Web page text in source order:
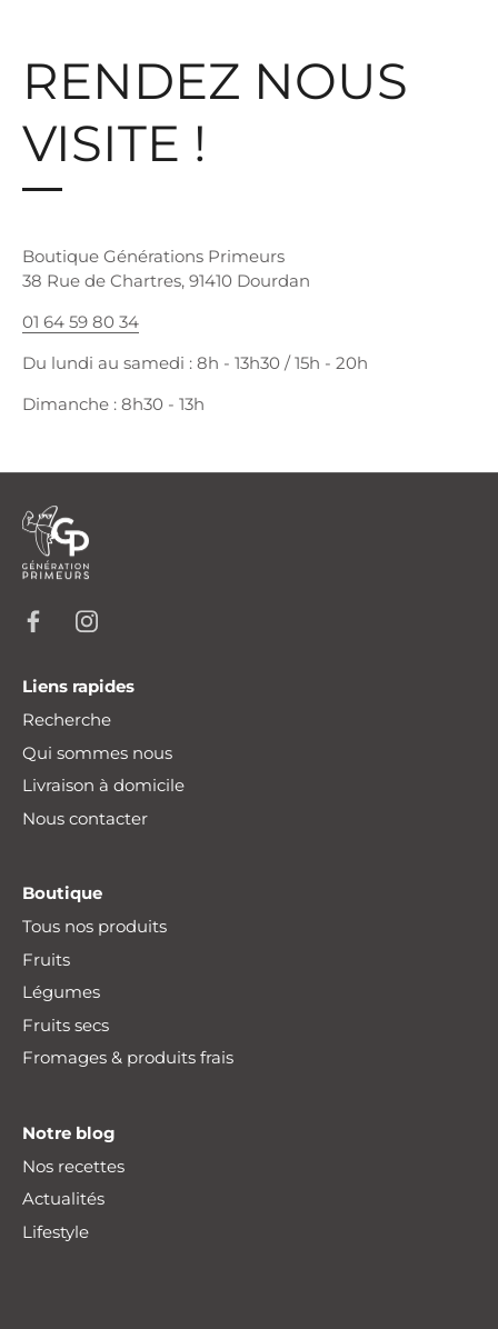
RENDEZ NOUS
VISITE !
Boutique Générations Primeurs
38 Rue de Chartres, 91410 Dourdan
01 64 59 80 34
Du lundi au samedi : 8h - 13h30 / 15h - 20h
Dimanche : 8h30 - 13h
Liens rapides
Recherche
Qui sommes nous
Livraison à domicile
Nous contacter
Boutique
Tous nos produits
Fruits
Légumes
Fruits secs
Fromages & produits frais
Notre blog
Nos recettes
Actualités
Lifestyle